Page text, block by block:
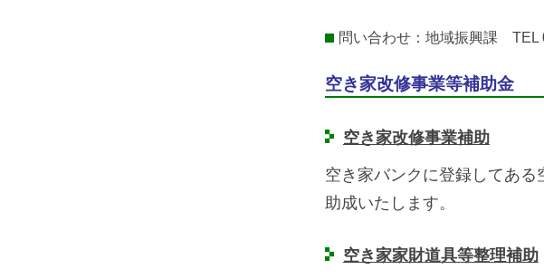
問い合わせ：地域振興課 TEL
空き家改修事業等補助金
空き家改修事業補助
空き家バンクに登録してあ
助成いたします。
空き家家財道具等整理補助